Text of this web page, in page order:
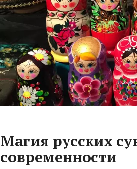
Магия русских
современности